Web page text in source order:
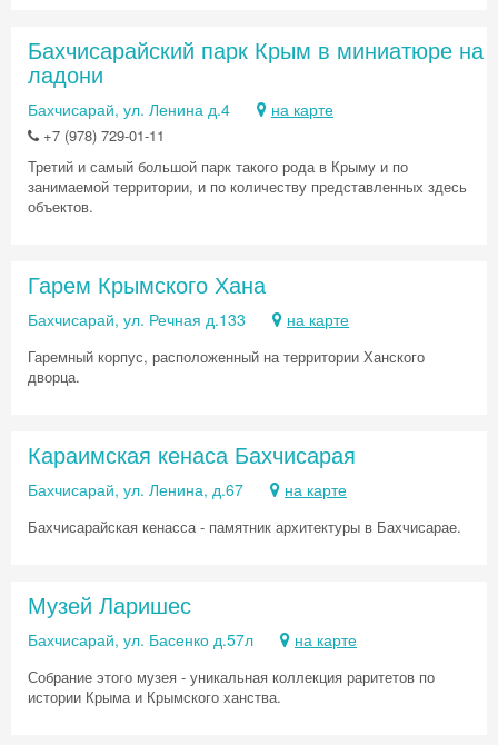
Бахчисарайский парк Крым в миниатюре на
ладони
Бахчисарай, ул. Ленина д.4 на карте
+7 (978) 729-01-11
Третий и самый большой парк такого рода в Крыму и по
занимаемой территории, и по количеству представленных здесь
объектов.
Гарем Крымского Хана
Бахчисарай, ул. Речная д.133 на карте
Гаремный корпус, расположенный на территории Ханского
дворца.
Караимская кенаса Бахчисарая
Бахчисарай, ул. Ленина, д.67 на карте
Бахчисарайская кенасса - памятник архитектуры в Бахчисарае.
Музей Ларишес
Бахчисарай, ул. Басенко д.57л на карте
Собрание этого музея - уникальная коллекция раритетов по
истории Крыма и Крымского ханства.
Хочешь дешевле? Оставь почту и получи
промокод на первое бронирование!